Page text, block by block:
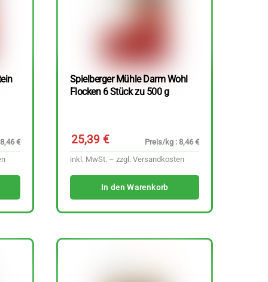
€
Spielberger Mühle Darm Wohl
Flocken 6 Stück zu 500 g
25,39€
Preis/kg : 8,46 €
inkl. MwSt. – zzgl. Versandkosten
In den Warenkorb